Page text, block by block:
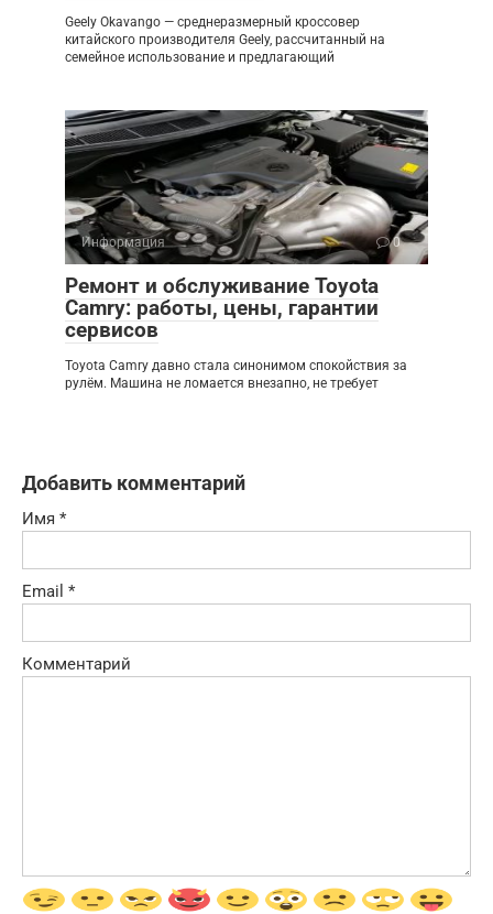
Geely Okavango — среднеразмерный кроссовер
китайского производителя Geely, рассчитанный на
семейное использование и предлагающий
Информация 0
Ремонт и обслуживание Toyota
Camry: работы, цены, гарантии
сервисов
Toyota Camry давно стала синонимом спокойствия за
рулём. Машина не ломается внезапно, не требует
Добавить комментарий
Имя *
Email *
Комментарий